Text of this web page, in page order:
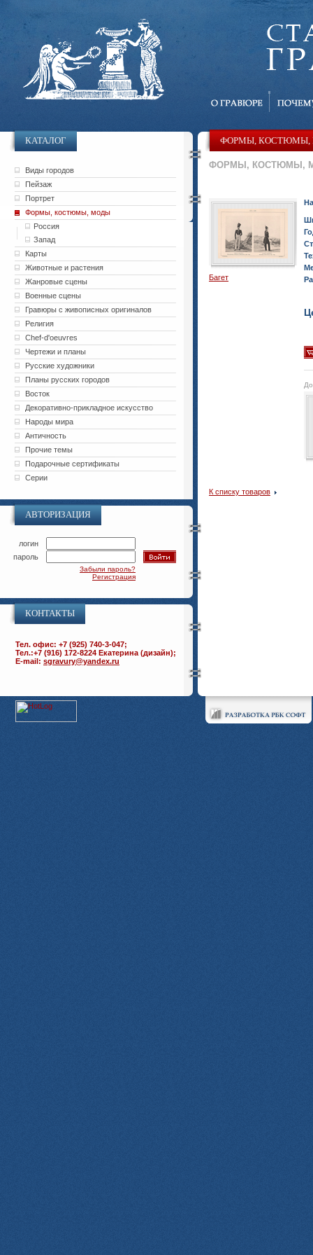
КАТАЛОГ
Виды городов
Пейзаж
Портрет
Формы, костюмы, моды
Россия
Запад
Карты
Животные и растения
Жанровые сцены
Военные сцены
Гравюры с живописных оригиналов
Религия
Chef-d'oeuvres
Чертежи и планы
Русские художники
Планы русских городов
Восток
Декоративно-прикладное искусство
Народы мира
Античность
Прочие темы
Подарочные сертификаты
Серии
АВТОРИЗАЦИЯ
логин
пароль
Забыли пароль?
Регистрация
КОНТАКТЫ
Тел. офис: +7 (925) 740-3-047;
Тел.:+7 (916) 172-8224 Екатерина (дизайн);
E-mail: sgravury@yandex.ru
ФОРМЫ, КОСТЮМЫ,
ФОРМЫ, КОСТЮМЫ,
Багет
К списку товаров